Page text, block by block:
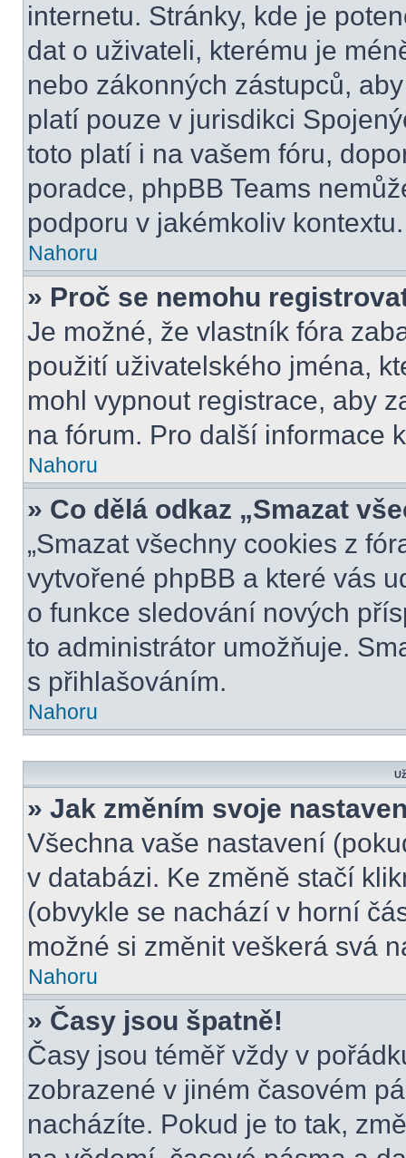
internetu. Stránky, kde je
dat o uživateli, kterému je
nebo zákonných zástupců,
platí pouze v jurisdikci
toto platí i na vašem fóru,
poradce, phpBB Teams
podporu v jakémkoliv kontextu.
Nahoru
» Proč se nemohu
Je možné, že vlastník fóra
použití uživatelského jména,
mohl vypnout registrace, aby
na fórum. Pro další informace
Nahoru
» Co dělá odkaz „Smazat
„Smazat všechny cookies z
vytvořené phpBB a které vás
o funkce sledování nových
to administrátor umožňuje.
s přihlašováním.
Nahoru
» Jak změním svoje
Všechna vaše nastavení
v databázi. Ke změně stačí
(obvykle se nachází v horní
možné si změnit veškerá svá
Nahoru
» Časy jsou špatně!
Časy jsou téměř vždy v
zobrazené v jiném časovém
nacházíte. Pokud je to tak,